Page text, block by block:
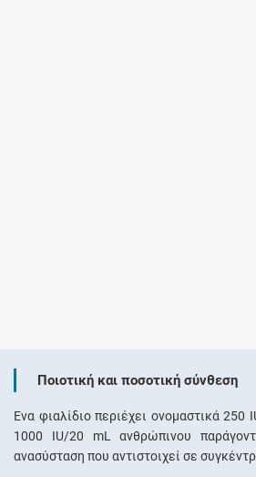
Ποιοτική και ποσοτική σύνθεση
Ένα φιαλίδιο περιέχει ονομαστικά
1000 IU/20 mL ανθρώπινου
ανασύσταση που αντιστοιχεί σε